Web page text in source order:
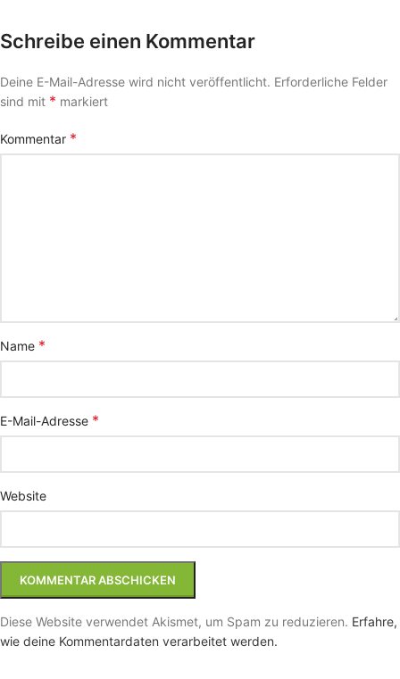
Schreibe einen Kommentar
Deine E-Mail-Adresse wird nicht veröffentlicht. Erforderliche Felder
sind mit * markiert
Kommentar *
Name *
E-Mail-Adresse *
Website
Diese Website verwendet Akismet, um Spam zu reduzieren. Erfahre,
wie deine Kommentardaten verarbeitet werden.